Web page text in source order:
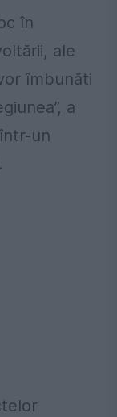
în
ale
îmbunăti
a
un